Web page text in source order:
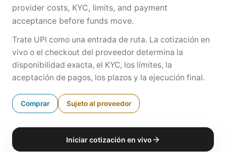
provider costs, KYC, limits, and payment
acceptance before funds move.
Trate UPI como una entrada de ruta. La cotización en
vivo o el checkout del proveedor determina la
disponibilidad exacta, el KYC, los límites, la
aceptación de pagos, los plazos y la ejecución final.
Comprar Sujeto al proveedor
Iniciar cotización en vivo